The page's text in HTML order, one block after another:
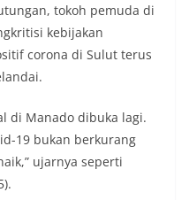
tokoh pemuda di
kebijakan
corona di Sulut terus
di Manado dibuka lagi.
19 bukan berkurang
ujarnya seperti